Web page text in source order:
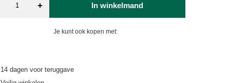
+ In winkelmand
Je kunt ook kopen met:
14 dagen voor teruggave